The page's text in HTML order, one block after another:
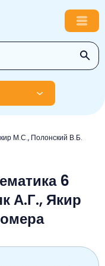
М.С., Полонский В.Б.
6
А.Г., Якир